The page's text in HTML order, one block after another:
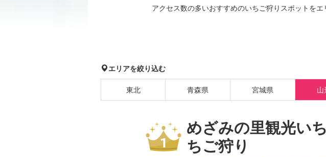
アクセス数の多いおすすめのいちご狩りスポットをエ
エリアを絞り込む
東北 青森県 宮城県 山
めざみの里観光い
ちご狩り